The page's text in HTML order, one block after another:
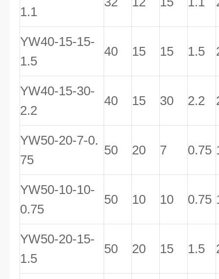
1.1
YW40-15-15-
1.5
40 15 15 1.5
YW40-15-30-
2.2
40 15 30 2.2
YW50-20-7-0.
75
50 20 7 0.75
YW50-10-10-
0.75
50 10 10 0.75
YW50-20-15-
1.5
50 20 15 1.5